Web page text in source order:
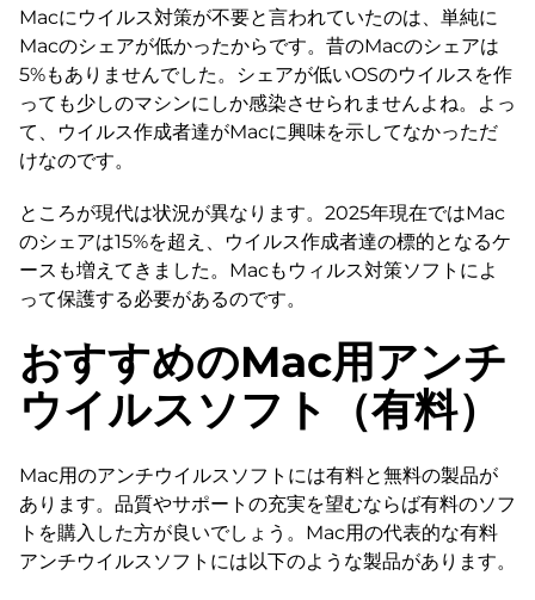
Macにウイルス対策が不要と言われていたのは、単純に
Macのシェアが低かったからです。昔のMacのシェアは
5%もありませんでした。シェアが低いOSのウイルスを作
っても少しのマシンにしか感染させられませんよね。よっ
て、ウイルス作成者達がMacに興味を示してなかっただ
けなのです。
ところが現代は状況が異なります。2025年現在ではMac
のシェアは15%を超え、ウイルス作成者達の標的となるケ
ースも増えてきました。Macもウィルス対策ソフトによ
って保護する必要があるのです。
おすすめのMac用アンチ
ウイルスソフト（有料）
Mac用のアンチウイルスソフトには有料と無料の製品が
あります。品質やサポートの充実を望むならば有料のソフ
トを購入した方が良いでしょう。Mac用の代表的な有料
アンチウイルスソフトには以下のような製品があります。